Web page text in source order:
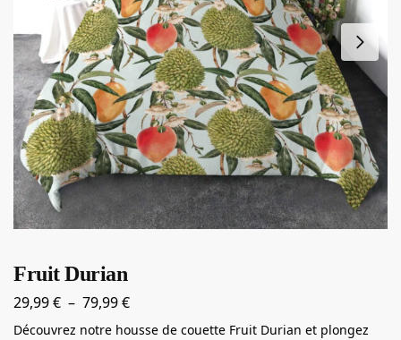
Fruit Durian
29,99€ – 79,99€
Découvrez notre housse de couette Fruit Durian et plongez